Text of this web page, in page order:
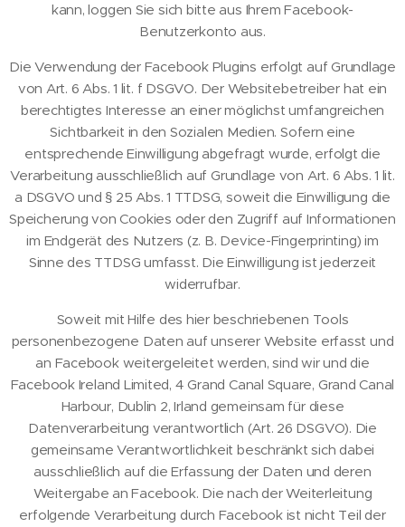
kann, loggen Sie sich bitte aus Ihrem Facebook-
Benutzerkonto aus.
Die Verwendung der Facebook Plugins erfolgt auf Grundlage
von Art. 6 Abs. 1 lit. f DSGVO. Der Websitebetreiber hat ein
berechtigtes Interesse an einer möglichst umfangreichen
Sichtbarkeit in den Sozialen Medien. Sofern eine
entsprechende Einwilligung abgefragt wurde, erfolgt die
Verarbeitung ausschließlich auf Grundlage von Art. 6 Abs. 1 lit.
a DSGVO und § 25 Abs. 1 TTDSG, soweit die Einwilligung die
Speicherung von Cookies oder den Zugriff auf Informationen
im Endgerät des Nutzers (z. B. Device-Fingerprinting) im
Sinne des TTDSG umfasst. Die Einwilligung ist jederzeit
widerrufbar.
Soweit mit Hilfe des hier beschriebenen Tools
personenbezogene Daten auf unserer Website erfasst und
an Facebook weitergeleitet werden, sind wir und die
Facebook Ireland Limited, 4 Grand Canal Square, Grand Canal
Harbour, Dublin 2, Irland gemeinsam für diese
Datenverarbeitung verantwortlich (Art. 26 DSGVO). Die
gemeinsame Verantwortlichkeit beschränkt sich dabei
ausschließlich auf die Erfassung der Daten und deren
Weitergabe an Facebook. Die nach der Weiterleitung
erfolgende Verarbeitung durch Facebook ist nicht Teil der